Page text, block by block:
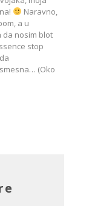
Naravno,
a u
da nosim blot
stop
(Oko